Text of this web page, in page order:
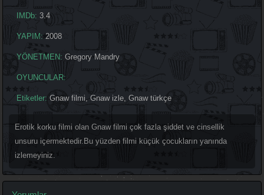
IMDb: 3.4
YAPIM: 2008
YÖNETMEN: Gregory Mandry
OYUNCULAR:
Etiketler: Gnaw filmi, Gnaw izle, Gnaw türkçe
Erotik korku filmi olan Gnaw filmi çok fazla şiddet ve cinsellik
unsuru içermektedir.Bu yüzden filmi küçük çocukların yanında
izlemeyiniz.